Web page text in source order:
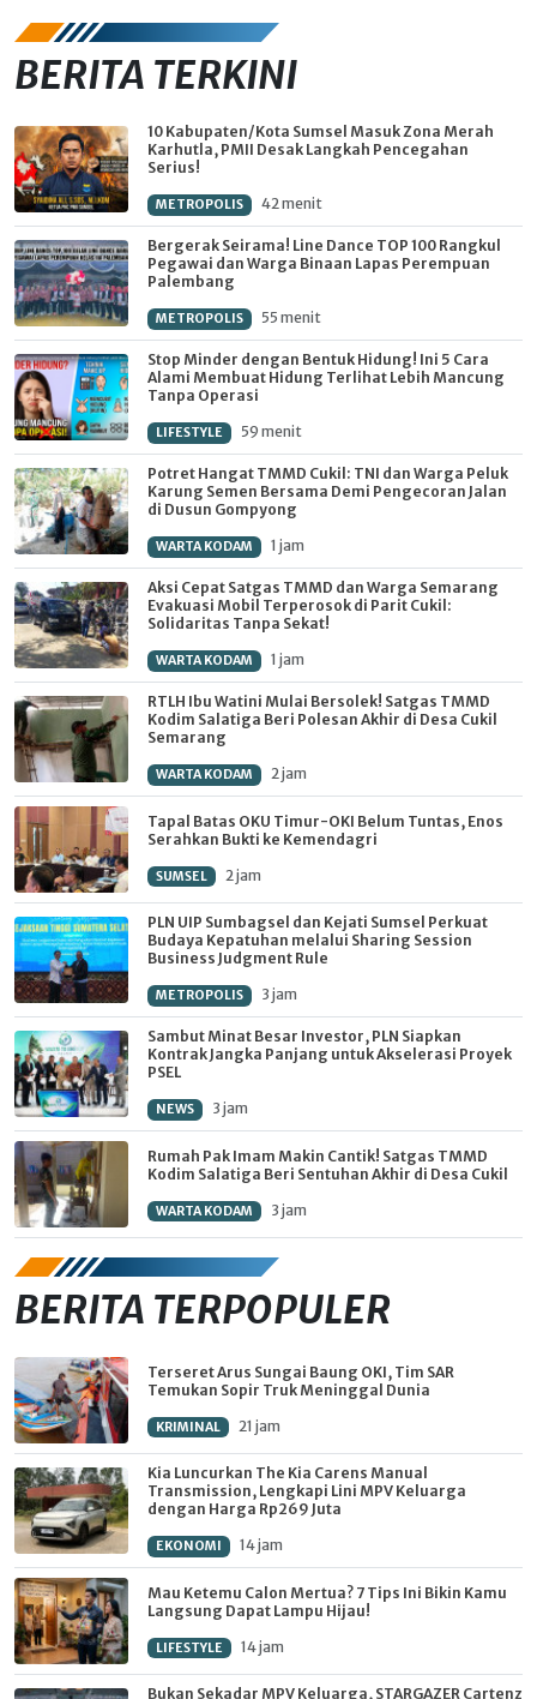
BERITA TERKINI
10 Kabupaten/Kota Sumsel Masuk Zona Merah
Karhutla, PMII Desak Langkah Pencegahan
Serius!
METROPOLIS 42 menit
Bergerak Seirama! Line Dance TOP 100 Rangkul
Pegawai dan Warga Binaan Lapas Perempuan
Palembang
METROPOLIS 55 menit
Stop Minder dengan Bentuk Hidung! Ini 5 Cara
Alami Membuat Hidung Terlihat Lebih Mancung
Tanpa Operasi
LIFESTYLE 59 menit
Potret Hangat TMMD Cukil: TNI dan Warga Peluk
Karung Semen Bersama Demi Pengecoran Jalan
di Dusun Gompyong
WARTA KODAM 1 jam
Aksi Cepat Satgas TMMD dan Warga Semarang
Evakuasi Mobil Terperosok di Parit Cukil:
Solidaritas Tanpa Sekat!
WARTA KODAM 1 jam
RTLH Ibu Watini Mulai Bersolek! Satgas TMMD
Kodim Salatiga Beri Polesan Akhir di Desa Cukil
Semarang
WARTA KODAM 2 jam
Tapal Batas OKU Timur-OKI Belum Tuntas, Enos
Serahkan Bukti ke Kemendagri
SUMSEL 2 jam
PLN UIP Sumbagsel dan Kejati Sumsel Perkuat
Budaya Kepatuhan melalui Sharing Session
Business Judgment Rule
METROPOLIS 3 jam
Sambut Minat Besar Investor, PLN Siapkan
Kontrak Jangka Panjang untuk Akselerasi Proyek
PSEL
NEWS 3 jam
Rumah Pak Imam Makin Cantik! Satgas TMMD
Kodim Salatiga Beri Sentuhan Akhir di Desa Cukil
WARTA KODAM 3 jam
BERITA TERPOPULER
Terseret Arus Sungai Baung OKI, Tim SAR
Temukan Sopir Truk Meninggal Dunia
KRIMINAL 21 jam
Kia Luncurkan The Kia Carens Manual
Transmission, Lengkapi Lini MPV Keluarga
dengan Harga Rp269 Juta
EKONOMI 14 jam
Mau Ketemu Calon Mertua? 7 Tips Ini Bikin Kamu
Langsung Dapat Lampu Hijau!
LIFESTYLE 14 jam
Bukan Sekadar MPV Keluarga, STARGAZER Cartenz